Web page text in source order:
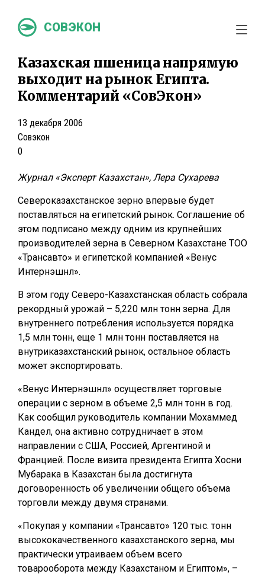
СОВЭКОН
Казахская пшеница напрямую
выходит на рынок Египта.
Комментарий «СовЭкон»
13 декабря 2006
Совэкон
0
Журнал «Эксперт Казахстан», Лера Сухарева
Североказахстанское зерно впервые будет
поставляться на египетский рынок. Соглашение об
этом подписано между одним из крупнейших
производителей зерна в Северном Казахстане ТОО
«Трансавто» и египетской компанией «Венус
Интернэшнл».
В этом году Северо-Казахстанская область собрала
рекордный урожай – 5,220 млн тонн зерна. Для
внутреннего потребления используется порядка
1,5 млн тонн, еще 1 млн тонн поставляется на
внутриказахстанский рынок, остальное область
может экспортировать.
«Венус Интернэшнл» осуществляет торговые
операции с зерном в объеме 2,5 млн тонн в год.
Как сообщил руководитель компании Мохаммед
Кандел, она активно сотрудничает в этом
направлении с США, Россией, Аргентиной и
Францией. После визита президента Египта Хосни
Мубарака в Казахстан была достигнута
договоренность об увеличении общего объема
торговли между двумя странами.
«Покупая у компании «Трансавто» 120 тыс. тонн
высококачественного казахстанского зерна, мы
практически утраиваем объем всего
товарооборота между Казахстаном и Египтом», –